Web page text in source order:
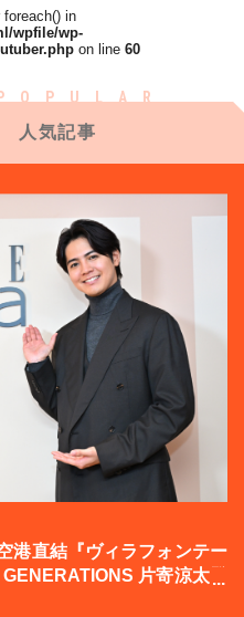
in
wpfile/wp-
on line 60
人気記事
港直結『ヴィラフォンテー
片寄涼太登